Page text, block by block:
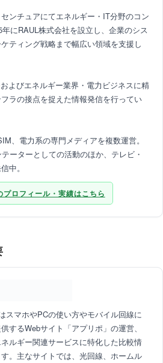
ンチュアにてエネルギー・IT分野のコン
にRAUL株式会社を設立し、企業のシス
ティング戦略まで幅広い領域を支援し
よびエネルギー業界・電力ビジネスに精
ラの接点を捉えた情報発信を行ってい
、電力系の専門メディアを複数運営。
ーターとしての活動のほか、テレビ・
中。
ロフィール・実績はこちら
スマホやPCの使い方やモバイル回線に
するWebサイト「アプリポ」の運営、
ルギー関連サービスに特化した比較情
。主なサイトでは、光回線、ホームル